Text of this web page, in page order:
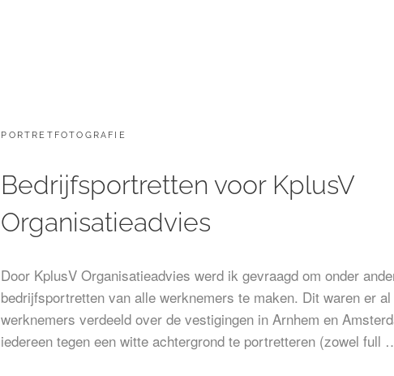
CATEGORIES:
PORTRETFOTOGRAFIE
Bedrijfsportretten voor KplusV
Organisatieadvies
Door KplusV Organisatieadvies werd ik gevraagd om onder
bedrijfsportretten van alle werknemers te maken. Dit waren er al
werknemers verdeeld over de vestigingen in Arnhem en
iedereen tegen een witte achtergrond te portretteren (zowel full